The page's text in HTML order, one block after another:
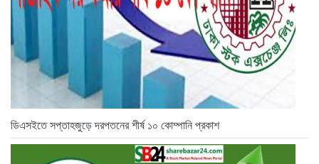
ডিএসইতে সপ্তাহজুড়ে দরপতনের শীর্ষ ১০ কোম্পানি প্রকাশ